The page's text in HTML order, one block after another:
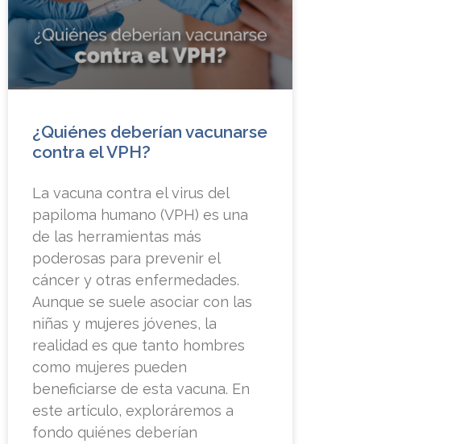
¿Quiénes deberían vacunarse
contra el VPH?
La vacuna contra el virus del
papiloma humano (VPH) es una
de las herramientas más
poderosas para prevenir el
cáncer y otras enfermedades.
Aunque se suele asociar con las
niñas y mujeres jóvenes, la
realidad es que tanto hombres
como mujeres pueden
beneficiarse de esta vacuna. En
este artículo, exploráremos a
fondo quiénes deberían